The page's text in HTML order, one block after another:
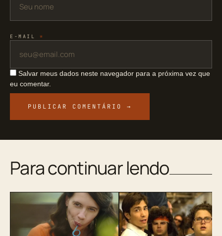
E-MAIL *
Salvar meus dados neste navegador para a próxima vez que
eu comentar.
Para continuar lendo